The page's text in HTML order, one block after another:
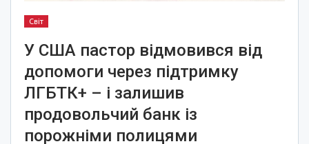
Світ
У США пастор відмовився від
допомоги через підтримку
ЛГБТК+ – і залишив
продовольчий банк із
порожніми полицями